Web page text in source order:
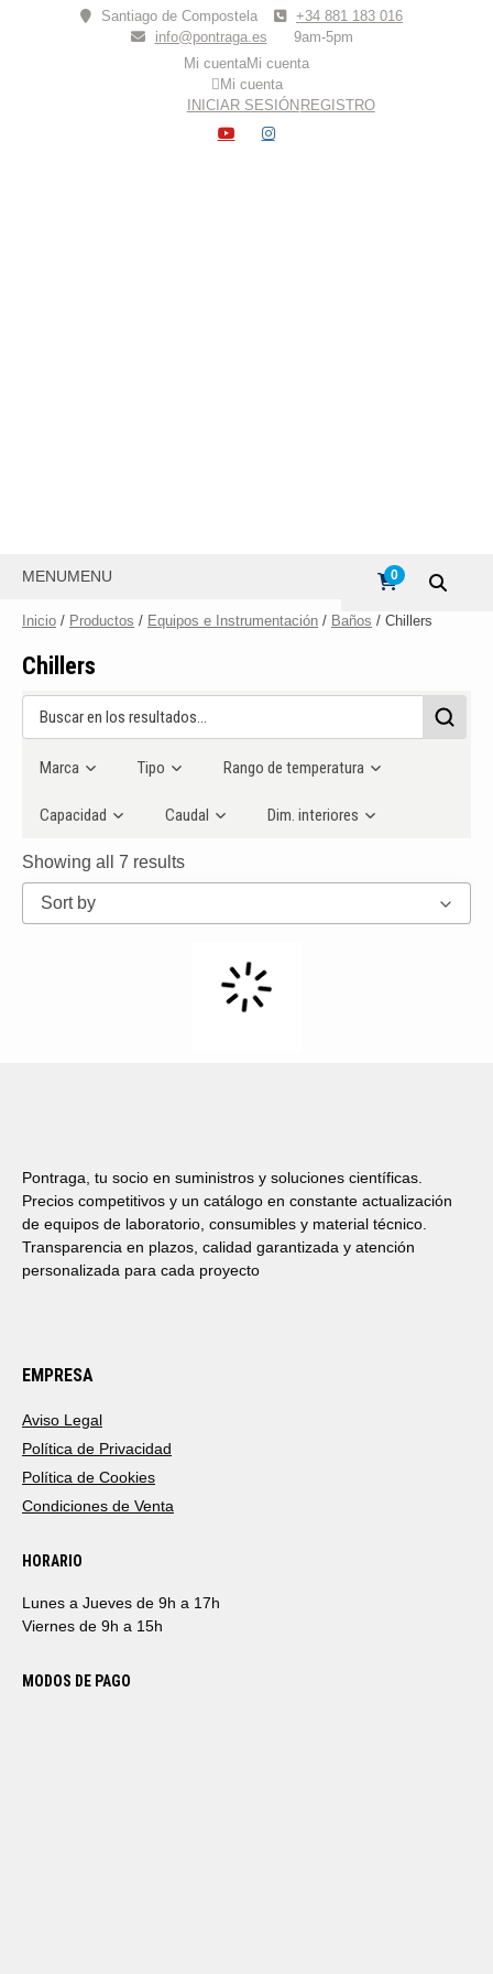
Santiago de Compostela
+34 881 183 016
info@pontraga.es
9am-5pm
Mi cuentaMi cuenta
Mi cuenta
INICIAR SESIÓN REGISTRO
YOUTUBE
INSTAGRAM
MENUMENU 0
Inicio / Productos / Equipos e Instrumentación / Baños / Chillers
Chillers
Marca Tipo Rango de temperatura
Capacidad Caudal Dim. interiores
Showing all 7 results
Sort by
Pontraga, tu socio en suministros y soluciones científicas.
Precios competitivos y un catálogo en constante actualización
de equipos de laboratorio, consumibles y material técnico.
Transparencia en plazos, calidad garantizada y atención
personalizada para cada proyecto
EMPRESA
Aviso Legal
Política de Privacidad
Política de Cookies
Condiciones de Venta
HORARIO
Lunes a Jueves de 9h a 17h
Viernes de 9h a 15h
MODOS DE PAGO